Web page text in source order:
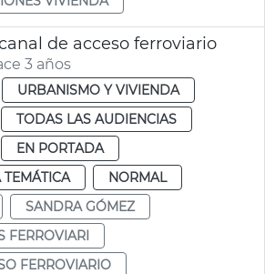
de acceso ferroviario
3 años
URBANISMO Y VIVIENDA
TODAS LAS AUDIENCIAS
EN PORTADA
NORMAL
SANDRA GÓMEZ
FERROVIARI
FERROVIARIO